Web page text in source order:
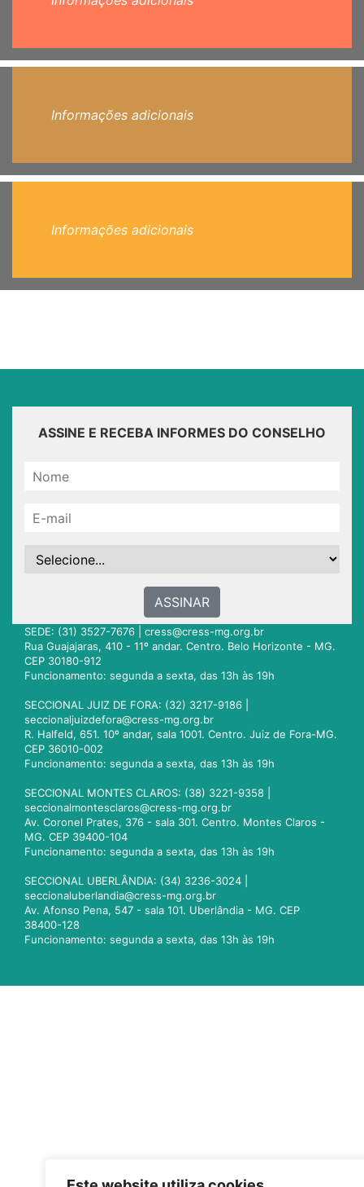
Informações adicionais
Informações adicionais
ASSINE E RECEBA INFORMES DO CONSELHO
ASSINAR
SEDE: (31) 3527-7676 | cress@cress-mg.org.br
Rua Guajajaras, 410 - 11º andar. Centro. Belo Horizonte - MG.
CEP 30180-912
Funcionamento: segunda a sexta, das 13h às 19h
SECCIONAL JUIZ DE FORA: (32) 3217-9186 |
seccionaljuizdefora@cress-mg.org.br
R. Halfeld, 651. 10º andar, sala 1001. Centro. Juiz de Fora-MG.
CEP 36010-002
Funcionamento: segunda a sexta, das 13h às 19h
SECCIONAL MONTES CLAROS: (38) 3221-9358 |
seccionalmontesclaros@cress-mg.org.br
Av. Coronel Prates, 376 - sala 301. Centro. Montes Claros -
MG. CEP 39400-104
Funcionamento: segunda a sexta, das 13h às 19h
SECCIONAL UBERLÂNDIA: (34) 3236-3024 |
seccionaluberlandia@cress-mg.org.br
Av. Afonso Pena, 547 - sala 101. Uberlândia - MG. CEP
38400-128
Funcionamento: segunda a sexta, das 13h às 19h